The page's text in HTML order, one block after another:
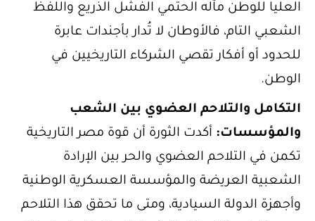
العليا للوطن مآله الحتمي الفشل الذريع واللفظ
الشعبي التام، فالأوطان لا تُدار بأجندات عابرة
للحدود أو أفكار تقصي الشركاء التاريخيين في
الوطن.
التكامل والتلاحم العضوي بين الشعب
والمؤسسات:أكدت الثورة أن قوة مصر التاريخية
تكمن في التلاحم العضوي والحر بين الإرادة
الشعبية العريضة والمؤسسة العسكرية الوطنية
وأجهزة الدولة السيادية، ومتى ما تحقق هذا التلاحم